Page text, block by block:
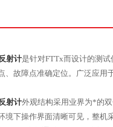
射计是针对FTTx而设计的测试
、故障点准确定位。广泛应
射计外观结构采用业界为*的
境下操作界面清晰可见，整机